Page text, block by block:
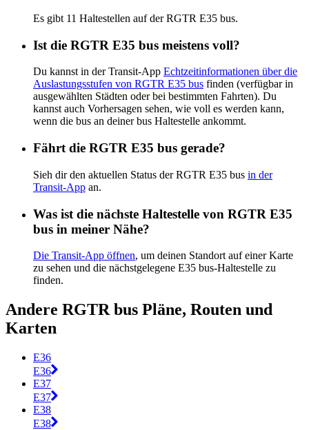
Es gibt 11 Haltestellen auf der RGTR E35 bus.
Ist die RGTR E35 bus meistens voll?
Du kannst in der Transit-App Echtzeitinformationen über die
Auslastungsstufen von RGTR E35 bus finden (verfügbar in
ausgewählten Städten oder bei bestimmten Fahrten). Du
kannst auch Vorhersagen sehen, wie voll es werden kann,
wenn die bus an deiner bus Haltestelle ankommt.
Fährt die RGTR E35 bus gerade?
Sieh dir den aktuellen Status der RGTR E35 bus in der
Transit-App an.
Was ist die nächste Haltestelle von RGTR E35
bus in meiner Nähe?
Die Transit-App öffnen, um deinen Standort auf einer Karte
zu sehen und die nächstgelegene E35 bus-Haltestelle zu
finden.
Andere RGTR bus Pläne, Routen und
Karten
E36
E36
E37
E37
E38
E38